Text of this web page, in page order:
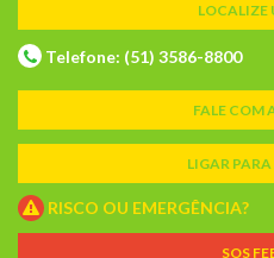
LOCALIZE
Telefone: (51) 3586-8800
FALE COM
LIGAR PARA
RISCO OU EMERGÊNCIA?
SOS